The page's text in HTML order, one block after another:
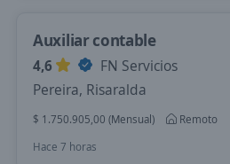
Auxiliar contable
4,6
FN Servicios
Pereira, Risaralda
$ 1.750.905,00 (Mensual)
Remoto
Hace 7 horas